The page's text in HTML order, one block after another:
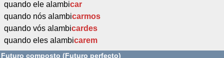
quando ele alambicar
quando nós alambicarmos
quando vós alambicardes
quando eles alambicarem
Futuro composto (Futuro perfecto)